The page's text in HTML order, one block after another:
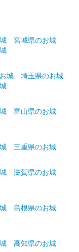
宮城県のお城
城
埼玉県のお城
富山県のお城
三重県のお城
滋賀県のお城
島根県のお城
高知県のお城